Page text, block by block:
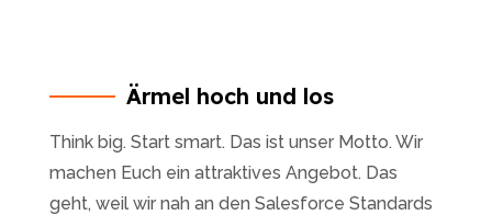
Ärmel hoch und los
Think big. Start smart. Das ist unser Motto. Wir
machen Euch ein attraktives Angebot. Das
geht, weil wir nah an den Salesforce Standards